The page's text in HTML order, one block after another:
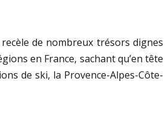
recèle de nombreux trésors dignes
en France, sachant qu’en tête
de ski, la Provence-Alpes-Côte-